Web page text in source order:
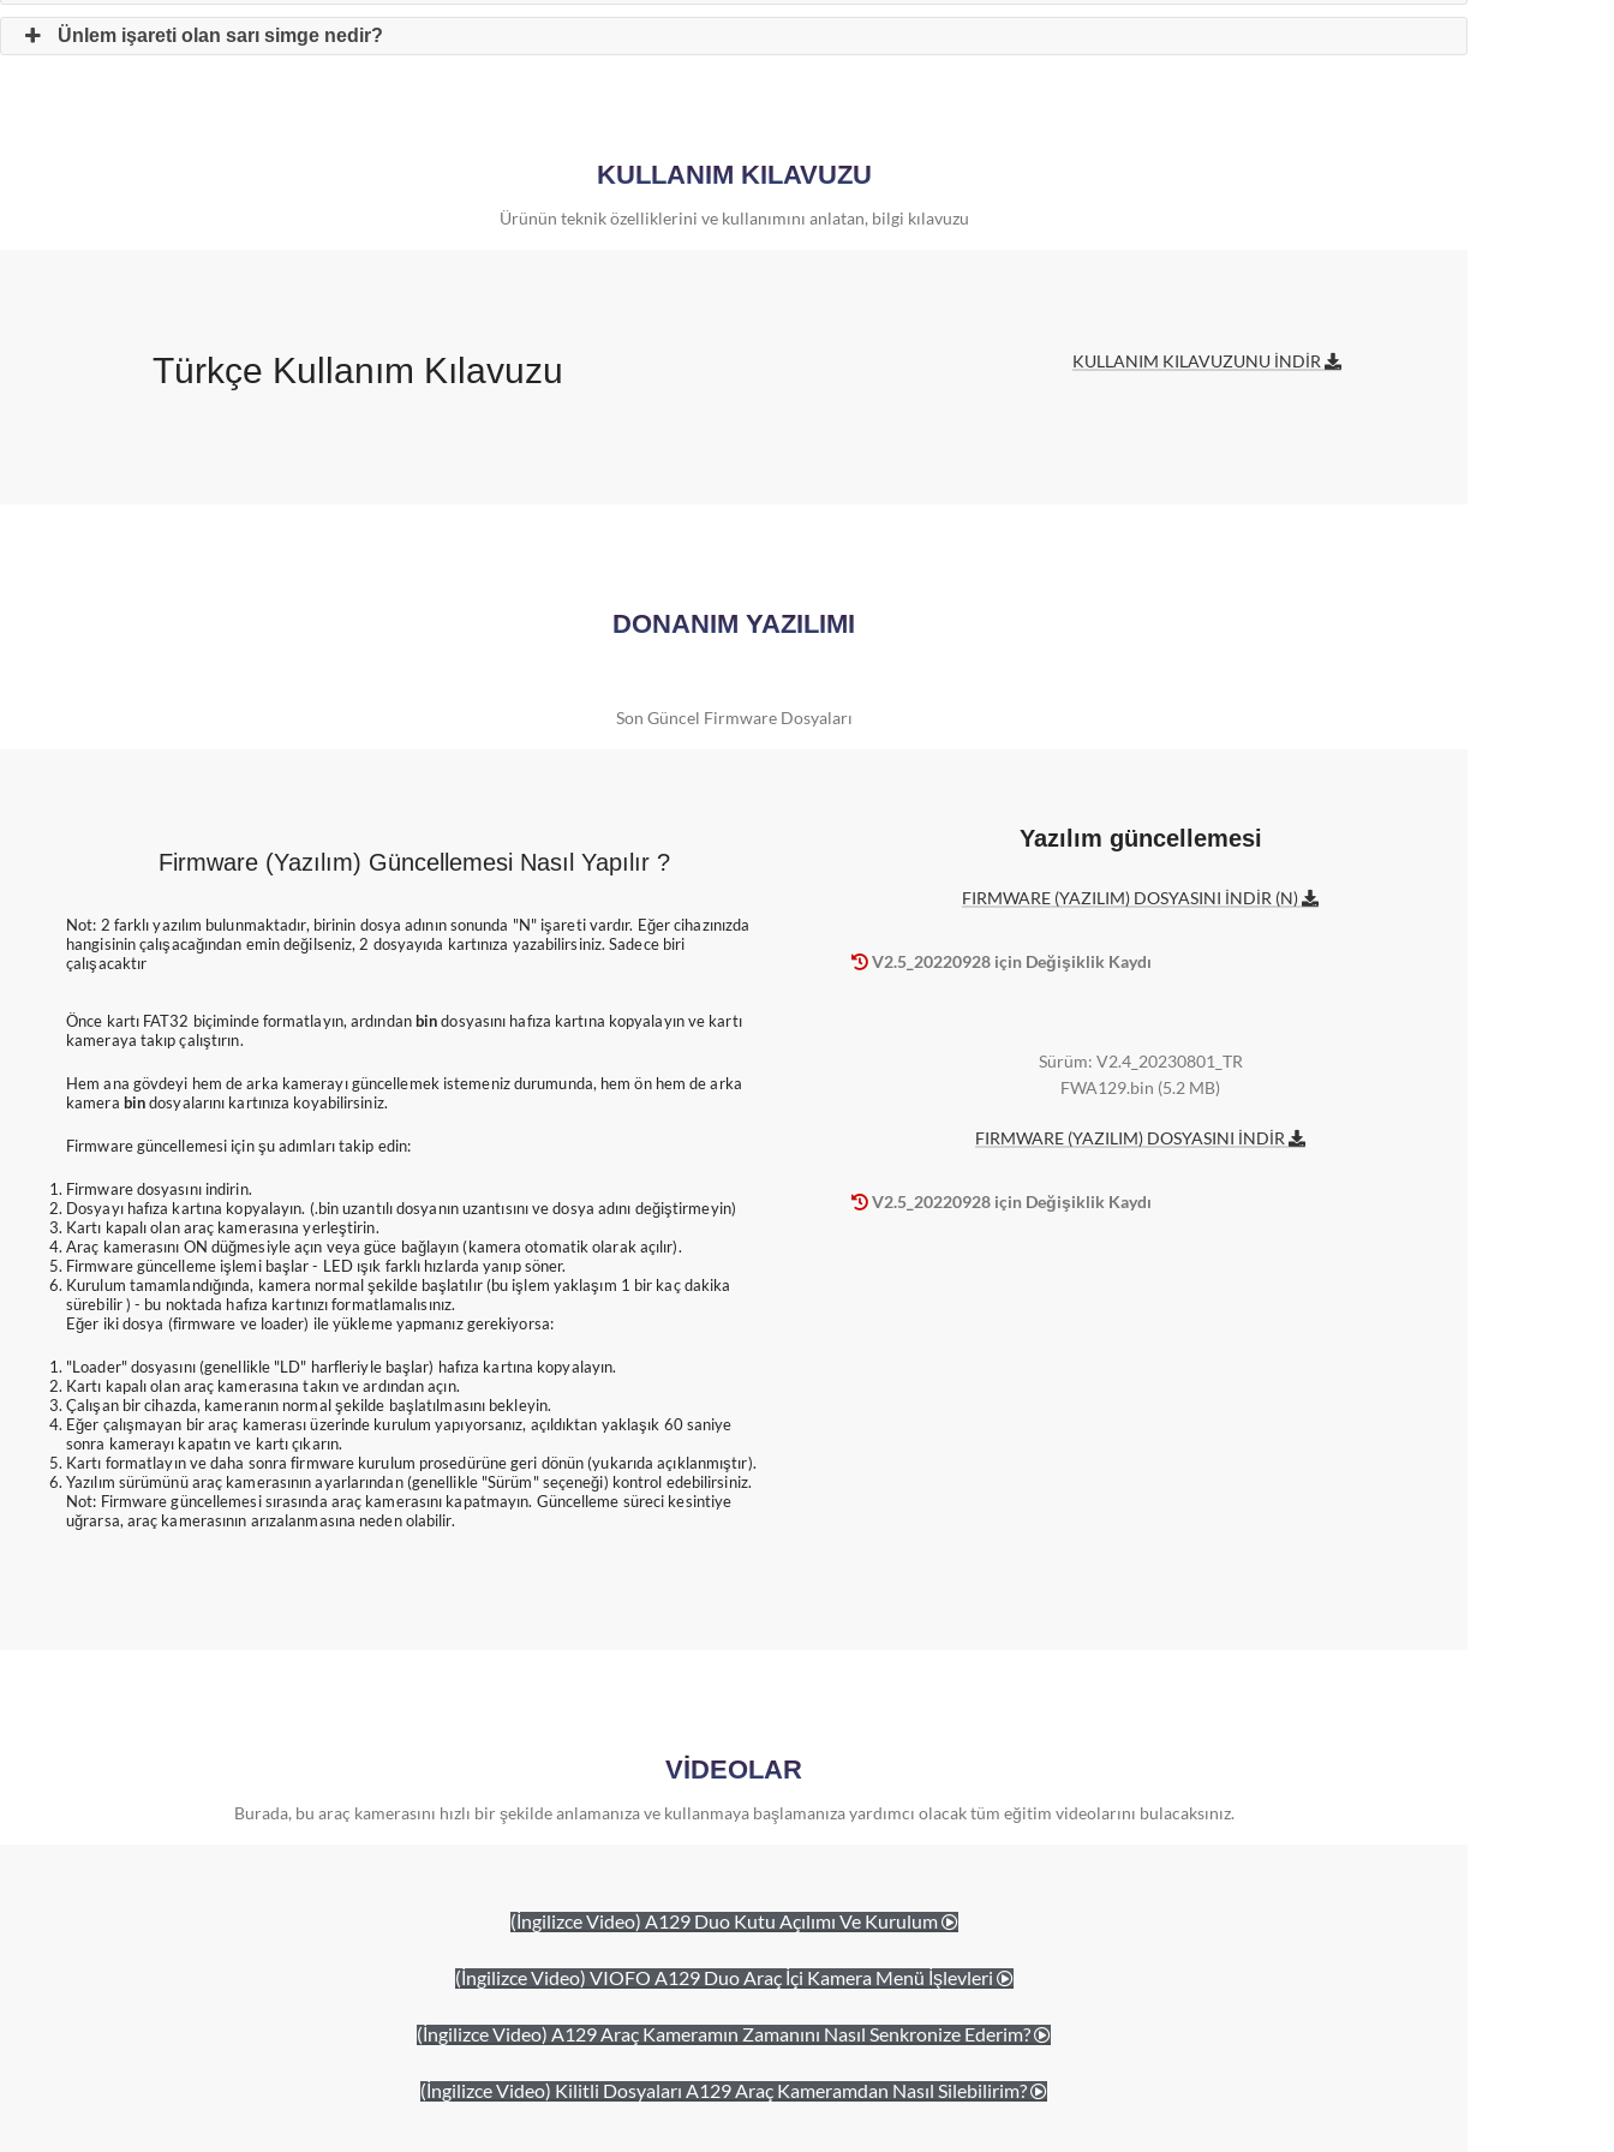
Ünlem işareti olan sarı simge nedir?
KULLANIM KILAVUZU
Ürünün teknik özelliklerini ve kullanımını anlatan, bilgi kılavuzu
Türkçe Kullanım Kılavuzu KULLANIM KILAVUZUNU İNDİR
DONANIM YAZILIMI
Son Güncel Firmware Dosyaları
Firmware (Yazılım) Güncellemesi Nasıl Yapılır ?
Not: 2 farklı yazılım bulunmaktadır, birinin dosya adının sonunda "N" işareti vardır. Eğer cihazınızda
hangisinin çalışacağından emin değilseniz, 2 dosyayıda kartınıza yazabilirsiniz. Sadece biri
çalışacaktır
Önce kartı FAT32 biçiminde formatlayın, ardındanbindosyasını hafıza kartına kopyalayın ve kartı
kameraya takıp çalıştırın.
Hem ana gövdeyi hem de arka kamerayı güncellemek istemeniz durumunda, hem ön hem de arka
kamera bindosyalarını kartınıza koyabilirsiniz.
Firmware güncellemesi için şu adımları takip edin:
Firmware dosyasını indirin.
Dosyayı hafıza kartına kopyalayın. (.bin uzantılı dosyanın uzantısını ve dosya adını değiştirmeyin)
Kartı kapalı olan araç kamerasına yerleştirin.
Araç kamerasını ON düğmesiyle açın veya güce bağlayın (kamera otomatik olarak açılır).
Firmware güncelleme işlemi başlar - LED ışık farklı hızlarda yanıp söner.
Kurulum tamamlandığında, kamera normal şekilde başlatılır (bu işlem yaklaşım 1 bir kaç dakika
sürebilir ) - bu noktada hafıza kartınızı formatlamalısınız.
Eğer iki dosya (firmware ve loader) ile yükleme yapmanız gerekiyorsa:
"Loader" dosyasını (genellikle "LD" harfleriyle başlar) hafıza kartına kopyalayın.
Kartı kapalı olan araç kamerasına takın ve ardından açın.
Çalışan bir cihazda, kameranın normal şekilde başlatılmasını bekleyin.
Eğer çalışmayan bir araç kamerası üzerinde kurulum yapıyorsanız, açıldıktan yaklaşık 60 saniye
sonra kamerayı kapatın ve kartı çıkarın.
Kartı formatlayın ve daha sonra firmware kurulum prosedürüne geri dönün (yukarıda açıklanmıştır).
Yazılım sürümünü araç kamerasının ayarlarından (genellikle "Sürüm" seçeneği) kontrol edebilirsiniz.
Not: Firmware güncellemesi sırasında araç kamerasını kapatmayın. Güncelleme süreci kesintiye
uğrarsa, araç kamerasının arızalanmasına neden olabilir.
Yazılım güncellemesi
FIRMWARE (YAZILIM) DOSYASINI İNDİR (N)
V2.5_20220928 için Değişiklik Kaydı
Sürüm: V2.4_20230801_TR
FWA129.bin (5.2 MB)
FIRMWARE (YAZILIM) DOSYASINI İNDİR
V2.5_20220928 için Değişiklik Kaydı
VİDEOLAR
Burada, bu araç kamerasını hızlı bir şekilde anlamanıza ve kullanmaya başlamanıza yardımcı olacak tüm eğitim videolarını bulacaksınız.
(İngilizce Video) A129 Duo Kutu Açılımı Ve Kurulum
(İngilizce Video) VIOFO A129 Duo Araç İçi Kamera Menü İşlevleri
(İngilizce Video) A129 Araç Kameramın Zamanını Nasıl Senkronize Ederim?
(İngilizce Video) Kilitli Dosyaları A129 Araç Kameramdan Nasıl Silebilirim?